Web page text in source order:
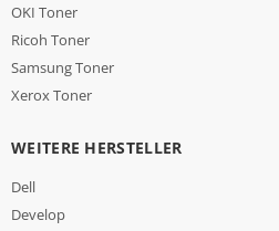
OKI Toner
Ricoh Toner
Samsung Toner
Xerox Toner
WEITERE HERSTELLER
Dell
Develop